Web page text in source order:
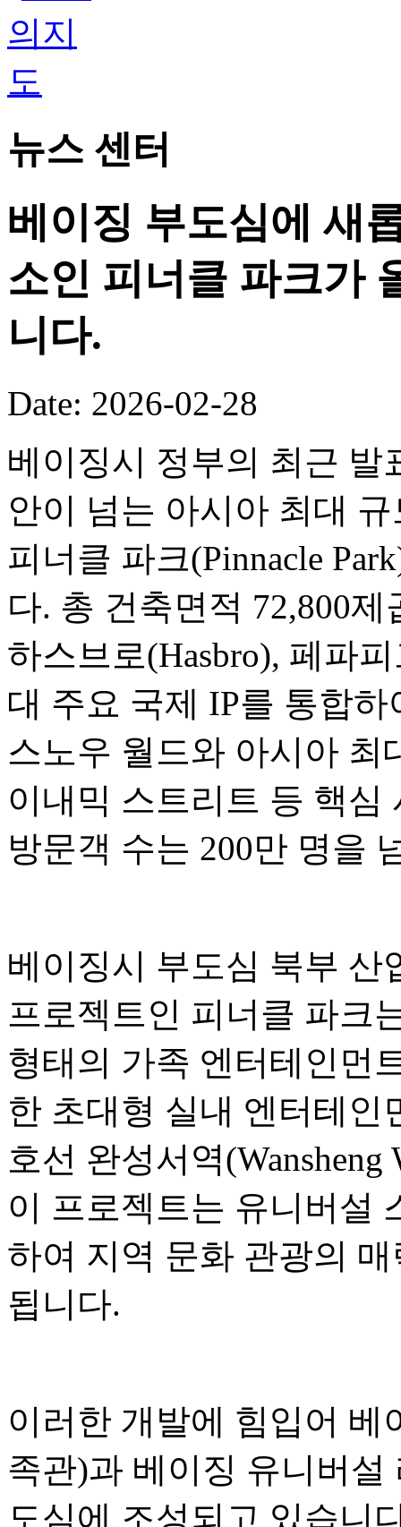
뉴스 센터
베이징 부도심에 새
소인 피너클 파크가
니다.
Date: 2026-02-28
베이징시 정부의 최근 발
안이 넘는 아시아 최대
피너클 파크(Pinnacle
다. 총 건축면적 72,800
하스브로(Hasbro), 페파
대 주요 국제 IP를 통합
스노우 월드와 아시아 최
이내믹 스트리트 등 핵심
방문객 수는 200만 명을
베이징시 부도심 북부 산
프로젝트인 피너클 파크
형태의 가족 엔터테인먼
한 초대형 실내 엔터테인
호선 완성서역
이 프로젝트는 유니버설
하여 지역 문화 관광의
됩니다.
이러한 개발에 힘입어 베
족관)과 베이징 유니버
도심에 조성되고 있습니